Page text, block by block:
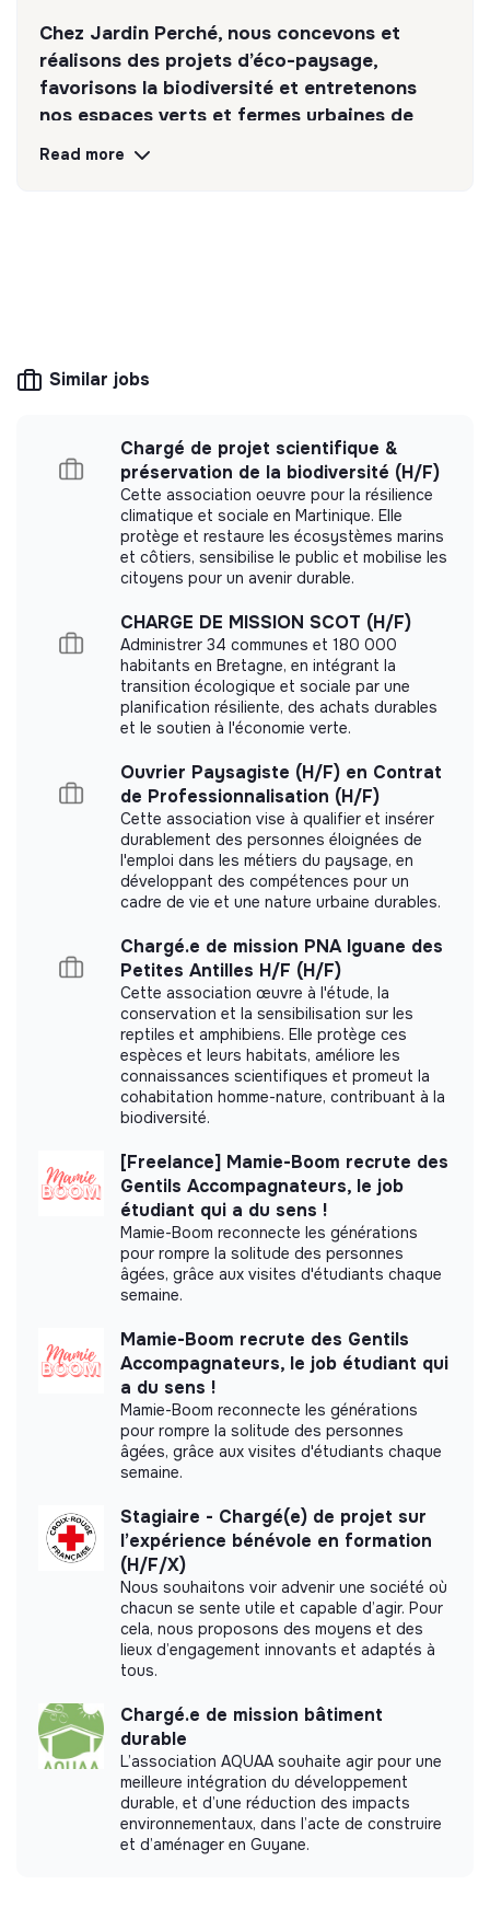
Chez Jardin Perché, nous concevons et
réalisons des projets d’éco-paysage,
favorisons la biodiversité et entretenons
nos espaces verts et fermes urbaines de
manière responsable.
More information
Website
Company
< 15 persons
Ecology
Impact study
Jardin Perché did not yet communicate its impact
measurement.
Labels and certifications
This structure did not communicate to us the
Documents
Did not yet add a transparency document.
Read more
Similar jobs
Chargé de projet scientifique &
préservation de la biodiversité (H/F)
Cette association oeuvre pour la résilience
climatique et sociale en Martinique. Elle
protège et restaure les écosystèmes marins
et côtiers, sensibilise le public et mobilise les
citoyens pour un avenir durable.
CHARGE DE MISSION SCOT (H/F)
Administrer 34 communes et 180 000
habitants en Bretagne, en intégrant la
transition écologique et sociale par une
planification résiliente, des achats durables
et le soutien à l'économie verte.
Ouvrier Paysagiste (H/F) en Contrat
de Professionnalisation (H/F)
Cette association vise à qualifier et insérer
durablement des personnes éloignées de
l'emploi dans les métiers du paysage, en
développant des compétences pour un
cadre de vie et une nature urbaine durables.
Chargé.e de mission PNA Iguane des
Petites Antilles H/F (H/F)
Cette association œuvre à l'étude, la
conservation et la sensibilisation sur les
reptiles et amphibiens. Elle protège ces
espèces et leurs habitats, améliore les
connaissances scientifiques et promeut la
cohabitation homme-nature, contribuant à la
biodiversité.
[Freelance] Mamie-Boom recrute des
Gentils Accompagnateurs, le job
étudiant qui a du sens !
Mamie-Boom reconnecte les générations
pour rompre la solitude des personnes
âgées, grâce aux visites d'étudiants chaque
semaine.
Mamie-Boom recrute des Gentils
Accompagnateurs, le job étudiant qui
a du sens !
Mamie-Boom reconnecte les générations
pour rompre la solitude des personnes
âgées, grâce aux visites d'étudiants chaque
semaine.
Stagiaire - Chargé(e) de projet sur
l’expérience bénévole en formation
(H/F/X)
Nous souhaitons voir advenir une société où
chacun se sente utile et capable d’agir. Pour
cela, nous proposons des moyens et des
lieux d’engagement innovants et adaptés à
tous.
Chargé.e de mission bâtiment
durable
L’association AQUAA souhaite agir pour une
meilleure intégration du développement
durable, et d’une réduction des impacts
environnementaux, dans l’acte de construire
et d’aménager en Guyane.